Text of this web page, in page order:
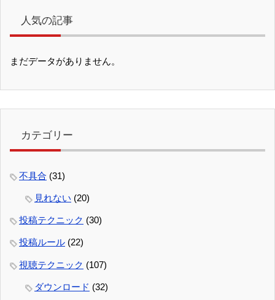
人気の記事
まだデータがありません。
カテゴリー
不具合 (31)
見れない (20)
投稿テクニック (30)
投稿ルール (22)
視聴テクニック (107)
ダウンロード (32)